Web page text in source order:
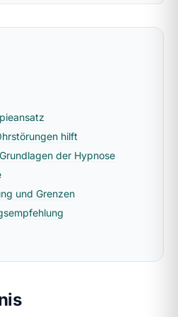
hilft
der Hypnose
und Grenzen